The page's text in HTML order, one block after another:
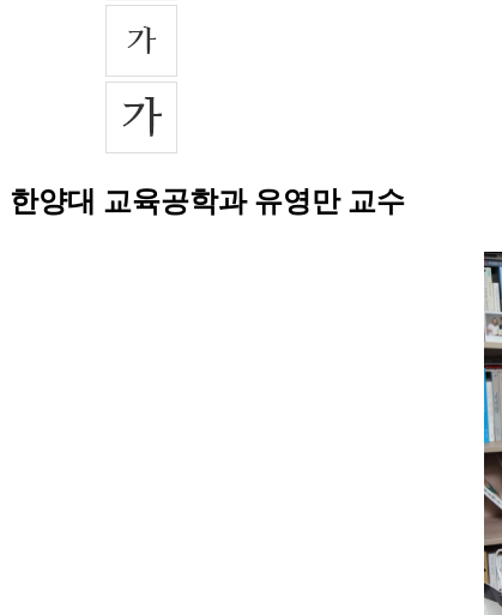
한양대 교육공학과 유영만 교수